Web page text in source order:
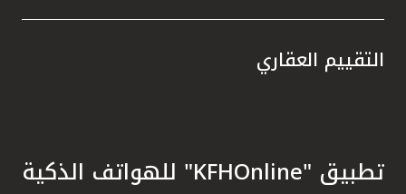
التقييم العقاري
تطبيق "KFHOnline" للهواتف الذكية